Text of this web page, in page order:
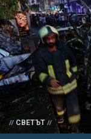
СВЕТЪТ